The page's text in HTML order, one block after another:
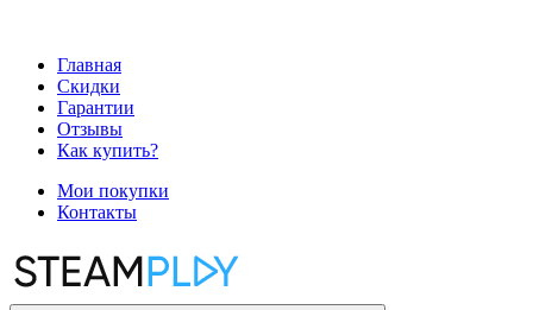
Главная
Скидки
Гарантии
Отзывы
Как купить?
Мои покупки
Контакты